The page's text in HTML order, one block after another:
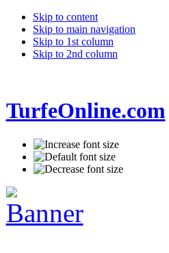
Skip to content
Skip to main navigation
Skip to 1st column
Skip to 2nd column
TurfeOnline.com